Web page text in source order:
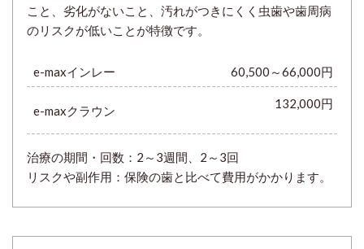
こと、劣化がないこと、汚れがつきにくく虫歯や歯周病
のリスクが低いことが特徴です。
e-maxインレー 60,500～66,000円
e-maxクラウン 132,000円
治療の期間・回数： 2～3週間、2～3回
リスクや副作用：保険の歯と比べて費用がかかります。